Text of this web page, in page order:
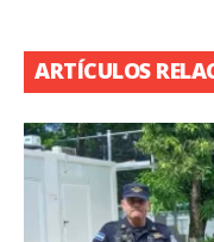
ARTÍCULOS